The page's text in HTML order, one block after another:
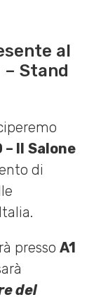
al
– Stand
– Il Salone
di
presso A1
del